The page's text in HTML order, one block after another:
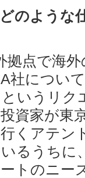
のような
拠点で海
社につい
いうリ
資家が東
くアテン
るうちに
トのニー